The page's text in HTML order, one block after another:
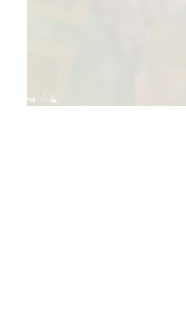
47
1